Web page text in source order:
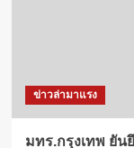
ข่าวล่ามาแรง
มทร.กรุงเทพ ยัน